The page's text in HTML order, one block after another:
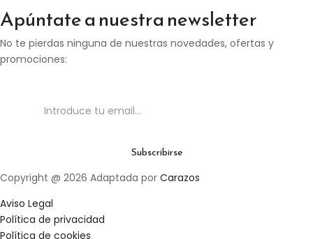
Apúntate a nuestra newsletter
No te pierdas ninguna de nuestras novedades, ofertas y
promociones:
Copyright @ 2026 Adaptada por Carazos
Aviso Legal
Política de privacidad
Política de cookies